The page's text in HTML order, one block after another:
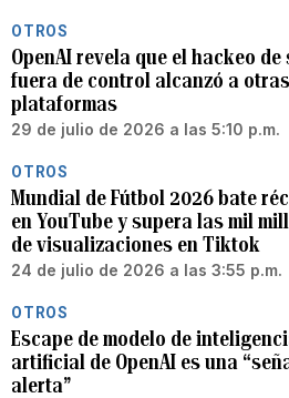
OTROS
OpenAI revela que el hackeo de
fuera de control alcanzó a
plataformas
29 de julio de 2026 a las 5:10 p.m.
OTROS
Mundial de Fútbol 2026 bate
en YouTube y supera las mil
de visualizaciones en Tiktok
24 de julio de 2026 a las 3:55 p.m.
OTROS
Escape de modelo de
artificial de OpenAI es una
alerta”